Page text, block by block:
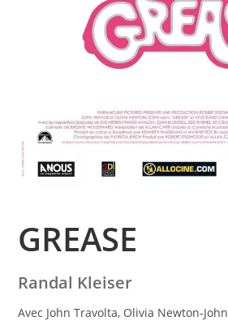
GREASE
Randal Kleiser
Avec John Travolta, Olivia Newton-John